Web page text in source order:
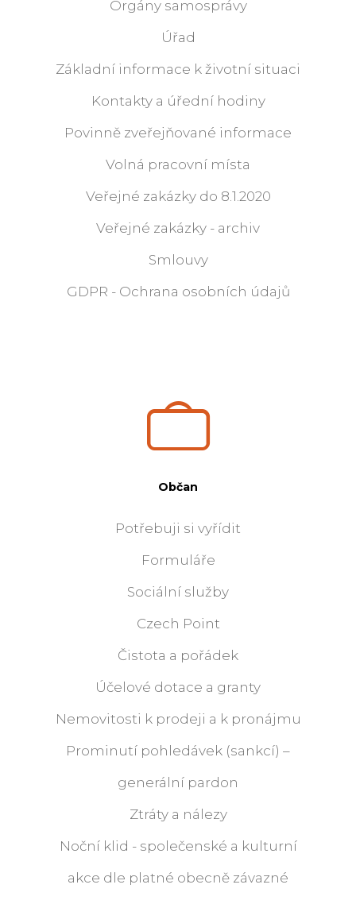
Orgány samosprávy
Úřad
Základní informace k životní situaci
Kontakty a úřední hodiny
Povinně zveřejňované informace
Volná pracovní místa
Veřejné zakázky do 8.1.2020
Veřejné zakázky - archiv
Smlouvy
GDPR - Ochrana osobních údajů
Občan
Potřebuji si vyřídit
Formuláře
Sociální služby
Czech Point
Čistota a pořádek
Účelové dotace a granty
Nemovitosti k prodeji a k pronájmu
Prominutí pohledávek (sankcí) –
generální pardon
Ztráty a nálezy
Noční klid - společenské a kulturní
akce dle platné obecně závazné